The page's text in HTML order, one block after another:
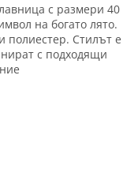
с размери 40
на богато лято.
полиестер. Стилът е
с подходящи